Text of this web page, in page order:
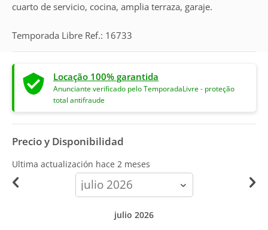
cuarto de servicio, cocina, amplia terraza, garaje.
Temporada Libre Ref.: 16733
Locação 100% garantida
Anunciante verificado pelo TemporadaLivre - proteção
total antifraude
Precio y Disponibilidad
Ultima actualización hace 2 meses
calendar-
month
julio 2026